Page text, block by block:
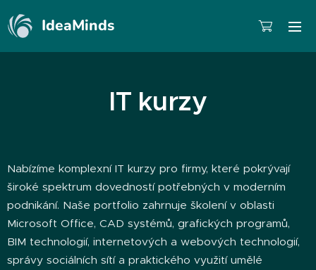
IdeaMinds
IT kurzy
Nabízíme komplexní IT kurzy pro firmy, které pokrývají
široké spektrum dovedností potřebných v moderním
podnikání. Naše portfolio zahrnuje školení v oblasti
Microsoft Office, CAD systémů, grafických programů,
BIM technologií, internetových a webových technologií,
správy sociálních sítí a praktického využití umělé